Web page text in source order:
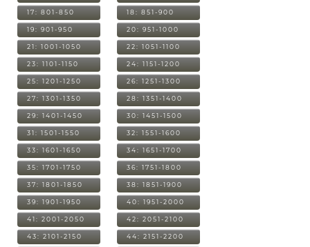
17: 801-850 18: 851-900
19: 901-950 20: 951-1000
21: 1001-1050 22: 1051-1100
23: 1101-1150 24: 1151-1200
25: 1201-1250 26: 1251-1300
27: 1301-1350 28: 1351-1400
29: 1401-1450 30: 1451-1500
31: 1501-1550 32: 1551-1600
33: 1601-1650 34: 1651-1700
35: 1701-1750 36: 1751-1800
37: 1801-1850 38: 1851-1900
39: 1901-1950 40: 1951-2000
41: 2001-2050 42: 2051-2100
43: 2101-2150 44: 2151-2200